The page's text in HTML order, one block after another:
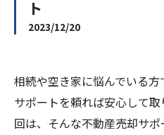
ト
2023/12/20
相続や空き家に悩んでいる
サポートを頼れば安心して
回は、そんな不動産売却サ